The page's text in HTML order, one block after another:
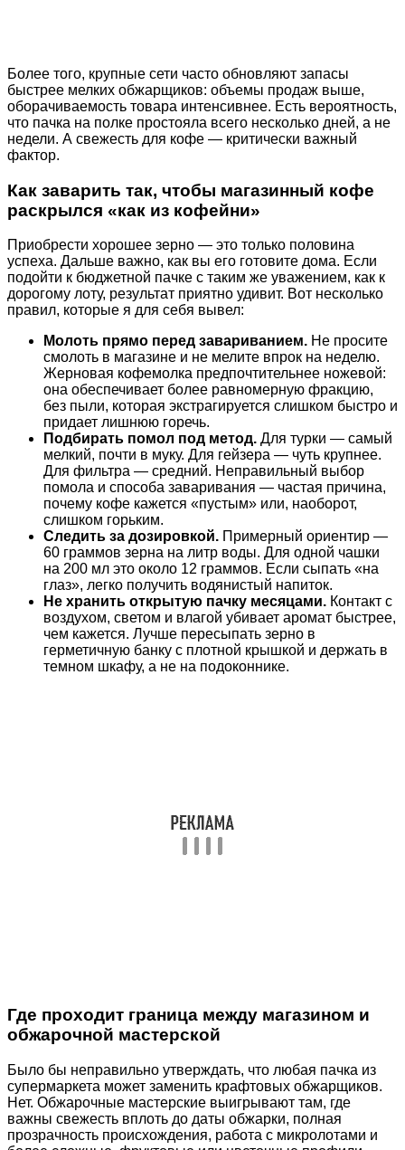
Более того, крупные сети часто обновляют запасы
быстрее мелких обжарщиков: объемы продаж выше,
оборачиваемость товара интенсивнее. Есть вероятность,
что пачка на полке простояла всего несколько дней, а не
недели. А свежесть для кофе — критически важный
фактор.
Как заварить так, чтобы магазинный кофе
раскрылся «как из кофейни»
Приобрести хорошее зерно — это только половина
успеха. Дальше важно, как вы его готовите дома. Если
подойти к бюджетной пачке с таким же уважением, как к
дорогому лоту, результат приятно удивит. Вот несколько
правил, которые я для себя вывел:
Молоть прямо перед завариванием. Не просите
смолоть в магазине и не мелите впрок на неделю.
Жерновая кофемолка предпочтительнее ножевой:
она обеспечивает более равномерную фракцию,
без пыли, которая экстрагируется слишком быстро и
придает лишнюю горечь.
Подбирать помол под метод. Для турки — самый
мелкий, почти в муку. Для гейзера — чуть крупнее.
Для фильтра — средний. Неправильный выбор
помола и способа заваривания — частая причина,
почему кофе кажется «пустым» или, наоборот,
слишком горьким.
Следить за дозировкой. Примерный ориентир —
60 граммов зерна на литр воды. Для одной чашки
на 200 мл это около 12 граммов. Если сыпать «на
глаз», легко получить водянистый напиток.
Не хранить открытую пачку месяцами. Контакт с
воздухом, светом и влагой убивает аромат быстрее,
чем кажется. Лучше пересыпать зерно в
герметичную банку с плотной крышкой и держать в
темном шкафу, а не на подоконнике.
Где проходит граница между магазином и
обжарочной мастерской
Было бы неправильно утверждать, что любая пачка из
супермаркета может заменить крафтовых обжарщиков.
Нет. Обжарочные мастерские выигрывают там, где
важны свежесть вплоть до даты обжарки, полная
прозрачность происхождения, работа с микролотами и